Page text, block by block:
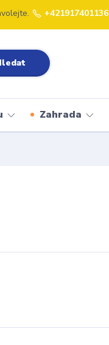
+421917401136
Zahrada